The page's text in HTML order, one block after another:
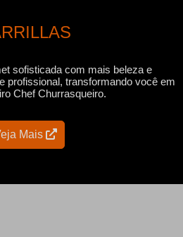
sofisticada com mais beleza e
profissional, transformando você em
Chef Churrasqueiro.
Mais